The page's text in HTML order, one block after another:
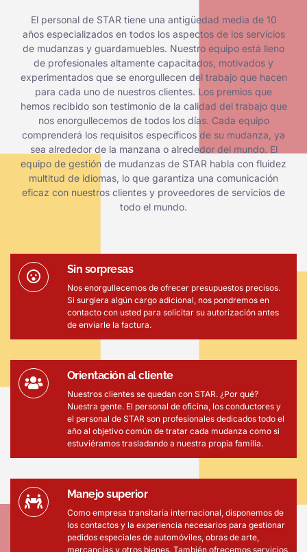
El personal de STAR tiene una antigüedad media de 10
años especializados en todos los aspectos de los servicios
de mudanzas y guardamuebles. Nuestro equipo está lleno
de profesionales altamente capacitados, motivados y
experimentados que se enorgullecen del trabajo que hacen
para cada uno de nuestros clientes. Los premios que
hemos recibido son testimonio de la calidad del trabajo que
nos enorgullecemos de todos los días. Cada equipo
comprenderá los requisitos específicos de su mudanza, ya
sea alrededor de la manzana o alrededor del mundo. El
equipo de gestión de mudanzas de STAR habla con fluidez
multitud de idiomas, lo que garantiza una comunicación
eficaz con nuestros clientes y proveedores de servicios de
todo el mundo.
Sin sorpresas
Nos enorgullecemos de ofrecer presupuestos precisos.
Si surgiera algún cargo adicional, nos pondremos en
contacto con usted para solicitar su autorización antes
de enviarle la factura.
Orientación al cliente
Nuestros clientes se quedan con STAR. ¿Por qué?
Nuestra gente. El personal de oficina, los conductores y
el personal de STAR son profesionales dedicados todo el
año al objetivo común de tratar cada mudanza como si
estuviéramos trasladando a nuestra propia familia.
Manejo superior
Como empresa transitaria internacional, disponemos de
los contactos y la experiencia necesarios para gestionar
pedidos especiales de automóviles, obras de arte,
mercancías y otros bienes. También ofrecemos servicios